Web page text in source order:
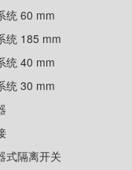
统 60 mm
统 185 mm
统 40 mm
统 30 mm
式隔离开关